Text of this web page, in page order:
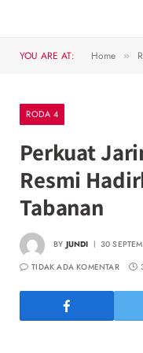
YOU ARE AT: Home »
RODA 4
Perkuat
Resmi
Tabanan
BY JUNDI
30
TIDAK ADA KOMENTAR